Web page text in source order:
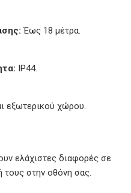
Έως 18 μέτρα.
IP44.
εξωτερικού χώρου.
ελάχιστες διαφορές σε
τους στην οθόνη σας.